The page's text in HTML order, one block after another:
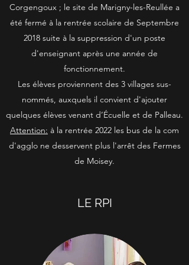
Corgengoux ; le site de Marigny-les-Reullée a
été fermé à la rentrée scolaire de Septembre
2018 suite à la suppression d'un poste
d'enseignant après une année de
fonctionnement.
Les élèves proviennent des 3 villages sus-
nommés, auxquels il convient d'ajouter
quelques élèves venant d’Écuelle et de Palleau.
Attention: à la rentrée 2022 les bus de la com
d'agglo ne desservent plus l'arrêt des Fermes
de Moisey.
LE RPI